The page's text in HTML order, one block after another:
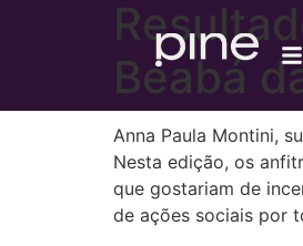
Beabá
Anna Paula Montini,
Nesta edição, os
que gostariam de
de ações sociais por